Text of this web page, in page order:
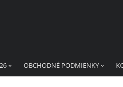
OBCHODNÉ PODMIENKY